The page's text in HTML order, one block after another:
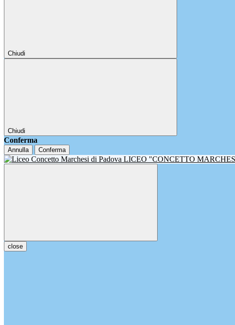
Chiudi
Chiudi
Conferma
Annulla Conferma
LICEO "CONCETTO
close